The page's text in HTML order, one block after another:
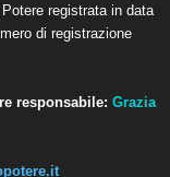
registrata in data
di registrazione
responsabile: Grazia